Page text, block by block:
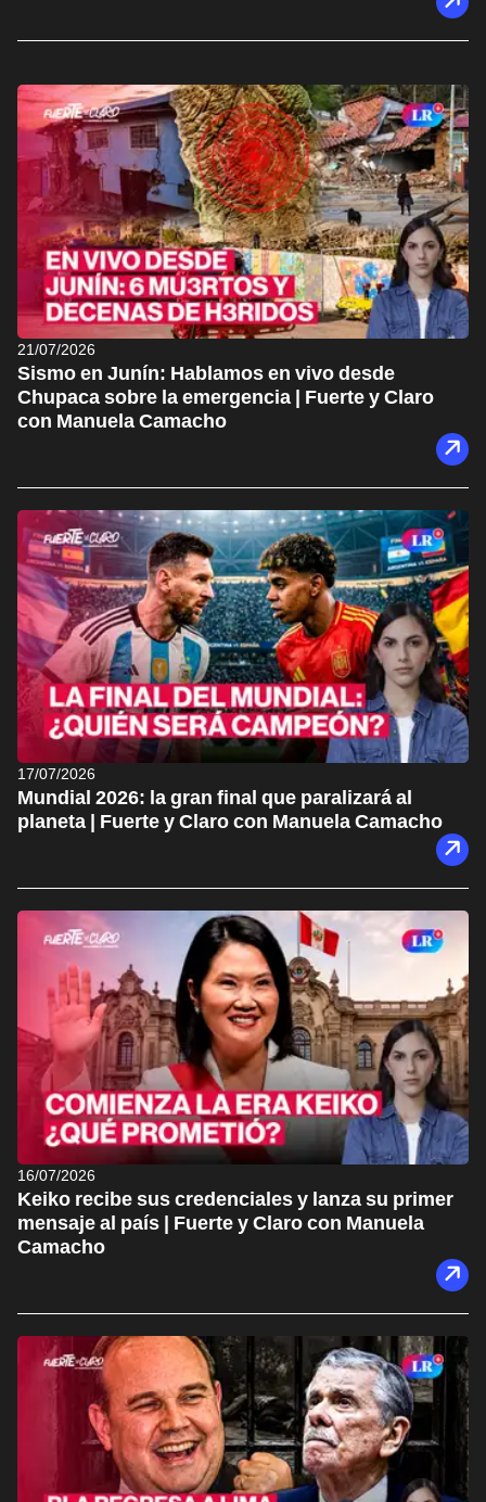
21/07/2026
Sismo en Junín: Hablamos en vivo desde
Chupaca sobre la emergencia | Fuerte y Claro
con Manuela Camacho
17/07/2026
Mundial 2026: la gran final que paralizará al
planeta | Fuerte y Claro con Manuela Camacho
16/07/2026
Keiko recibe sus credenciales y lanza su primer
mensaje al país | Fuerte y Claro con Manuela
Camacho